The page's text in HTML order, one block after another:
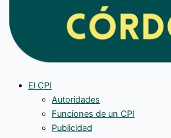
El CPI
Autoridades
Funciones de un CPI
Publicidad